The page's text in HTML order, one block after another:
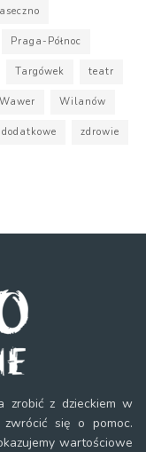
Praga-Północ
Targówek teatr
Wawer Wilanów
zdrowie
zrobić z dzieckiem w
się o pomoc.
wartościowe